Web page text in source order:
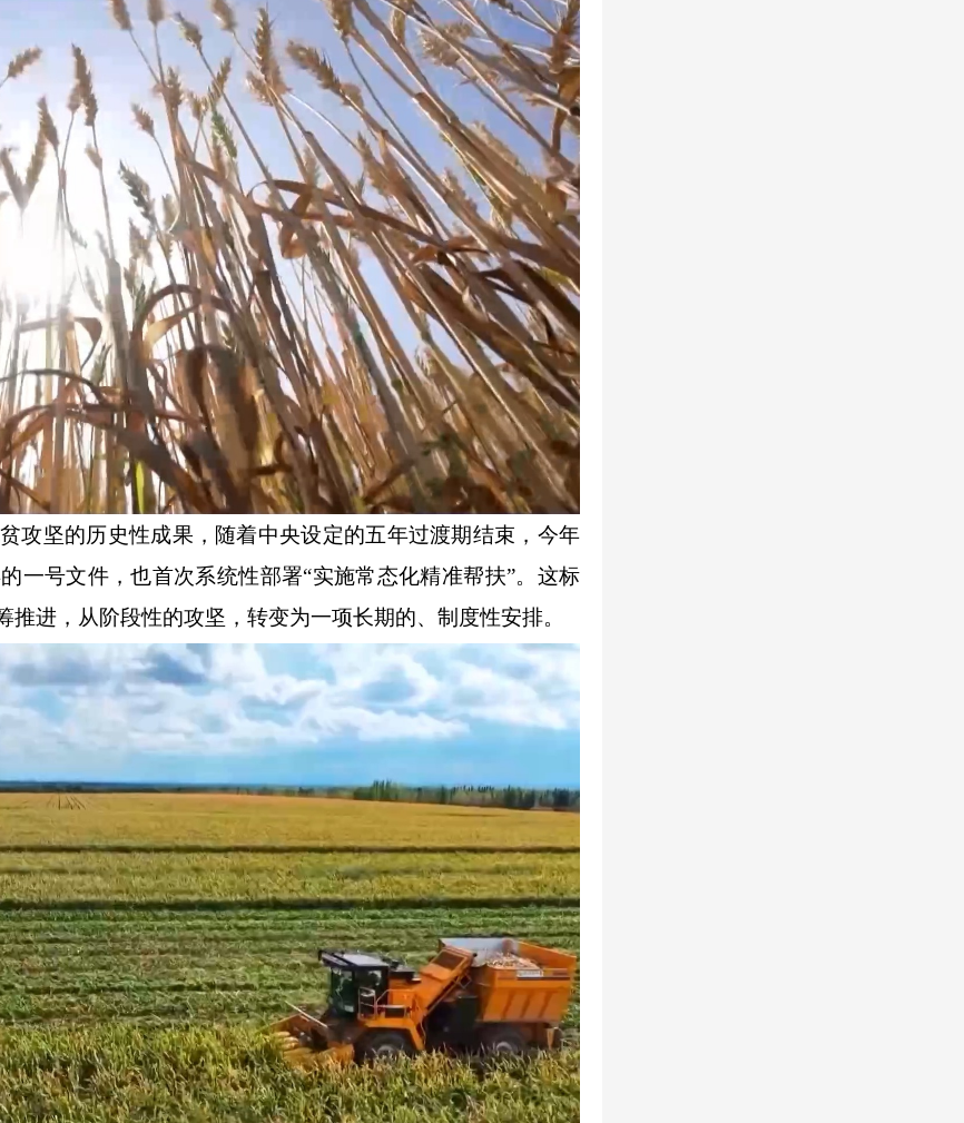
坚的历史性成果，随着中央设定的五年过渡期结束，今年
一号文件，也首次系统性部署“实施常态化精准帮扶”。这标
进，从阶段性的攻坚，转变为一项长期的、制度性安排。